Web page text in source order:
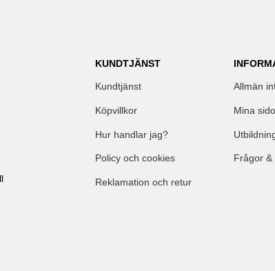
KUNDTJÄNST
Kundtjänst
Köpvillkor
Hur handlar jag?
Policy och cookies
Reklamation och retur
Allmän
Mina
Frågor &